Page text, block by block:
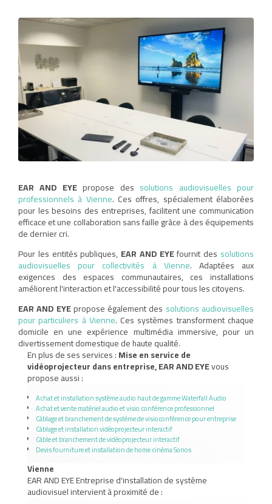
EAR AND EYEpropose des solutions audiovisuelles pour
professionnels à Vienne. Ces offres, spécialement élaborées
pour les besoins des entreprises, facilitent une communication
efficace et une collaboration sans faille grâce à des équipements
de dernier cri.
Pour les entités publiques, EAR AND EYEfournit des solutions
audiovisuelles pour collectivités à Vienne. Adaptées aux
exigences des espaces communautaires, ces installations
améliorent l'interaction et l'accessibilité pour tous les citoyens.
EAR AND EYEpropose également des solutions audiovisuelles
pour particuliers à Vienne. Ces systèmes transforment chaque
domicile en une expérience multimédia immersive, pour un
divertissement domestique de haute qualité.
En plus de ses services :Mise en service de
vidéoprojecteur dans entreprise, EAR AND EYEvous
propose aussi :
Achat et installation système audio haut de gamme Waterfall Audio
Achat et vente matériel audio et visio conférence professionnel
Câblage et branchement de système de visioconférence pour entreprise
Câblage et installation vidéoprojecteur interactif
Câble et branchement de vidéoprojecteur interactif
Devis fourniture et installation de home cinéma Sonos
Vienne
EAR AND EYE Entreprise d'installation de système
audiovisuel intervient à proximité de :